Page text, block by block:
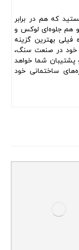
که هم در برابر
هم جلوه‌ای لوکس و
بهترین گزینه
خود در صنعت سنگ،
پشتیبان شما خواهد
ساختمانی خود